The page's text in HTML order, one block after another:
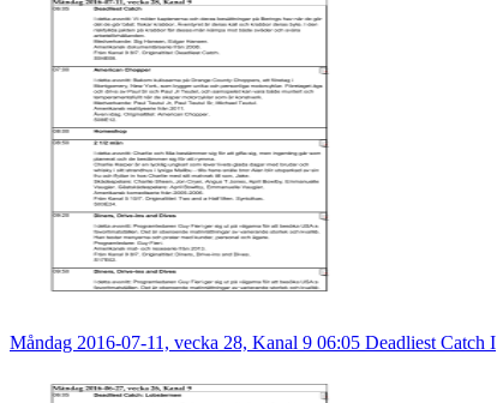
Måndag 2016-07-11, vecka 28, Kanal 9 06:05 Deadliest Catch I